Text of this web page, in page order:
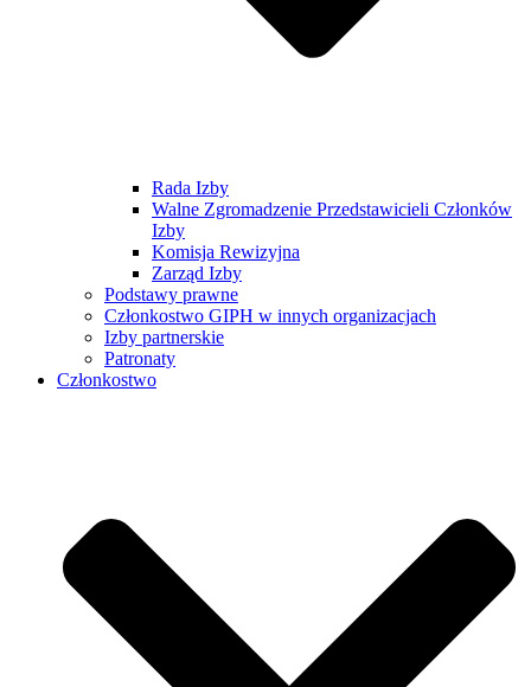
Rada Izby
Walne Zgromadzenie Przedstawicieli Członków
Izby
Komisja Rewizyjna
Zarząd Izby
Podstawy prawne
Członkostwo GIPH w innych organizacjach
Izby partnerskie
Patronaty
Członkostwo